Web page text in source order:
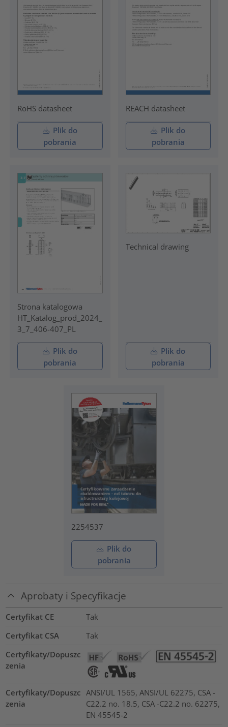
RoHS datasheet
Plik do
pobrania
REACH datasheet
Plik do
pobrania
Strona katalogowa
HT_Katalog_prod_2024_
3_7_406-407_PL
Plik do
pobrania
Technical drawing
Plik do
pobrania
2254537
Plik do
pobrania
Aprobaty i Specyfikacje
Certyfikat CE
Tak
Certyfikat CSA
Tak
Certyfikaty/Dopuszc
zenia
Certyfikaty/Dopuszc
zenia
ANSI/UL 1565, ANSI/UL 62275, CSA -
C22.2 no. 18.5, CSA -C22.2 no. 62275,
EN 45545-2